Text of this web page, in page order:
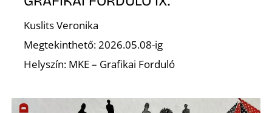
Kuslits Veronika
Megtekinthető: 2026.05.08-ig
Helyszín: MKE – Grafikai Forduló